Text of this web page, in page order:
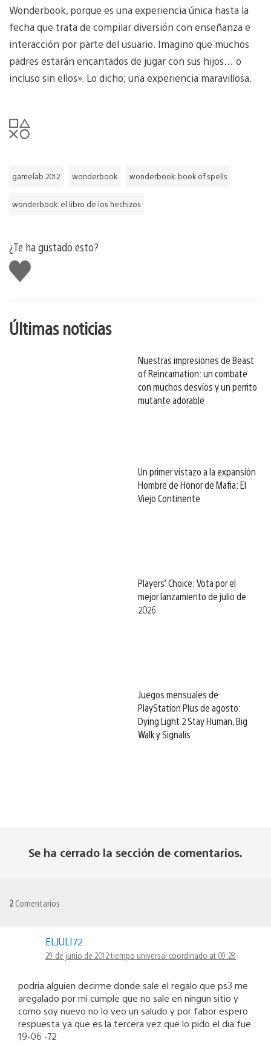
Wonderbook, porque es una experiencia única hasta la
fecha que trata de compilar diversión con enseñanza e
interacción por parte del usuario. Imagino que muchos
padres estarán encantados de jugar con sus hijos… o
incluso sin ellos». Lo dicho; una experiencia maravillosa.
gamelab 2012 wonderbook wonderbook: book of spells
wonderbook: el libro de los hechizos
¿Te ha gustado esto?
Me
gusta
Últimas noticias
Nuestras impresiones de Beast
of Reincarnation: un combate
con muchos desvíos y un perrito
mutante adorable
Un primer vistazo a la expansión
Hombre de Honor de Mafia: El
Viejo Continente
Players’ Choice: Vota por el
mejor lanzamiento de julio de
2026
Juegos mensuales de
PlayStation Plus de agosto:
Dying Light 2 Stay Human, Big
Walk y Signalis
Se ha cerrado la sección de comentarios.
2 Comentarios
ELJULI72
29 de junio de 2012 tiempo universal coordinado at 09:28
podria alguien decirme donde sale el regalo que ps3 me
aregalado por mi cumple que no sale en ningun sitio y
como soy nuevo no lo veo un saludo y por fabor espero
respuesta ya que es la tercera vez que lo pido el dia fue
19-06 -72